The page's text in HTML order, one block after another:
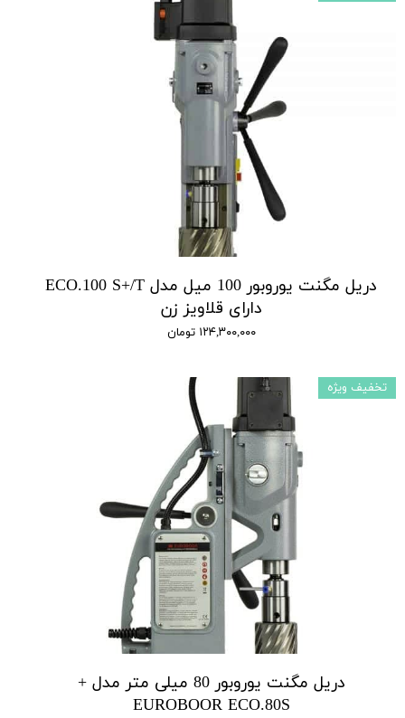
دریل مگنت یوروبور 100 میل مدل ECO.100 S+/T
دارای قلاویز زن
۱۲۴,۳۰۰,۰۰۰ تومان
دریل مگنت یوروبور 80 میلی متر مدل +
EUROBOOR ECO.80S
تخفیف ویژه